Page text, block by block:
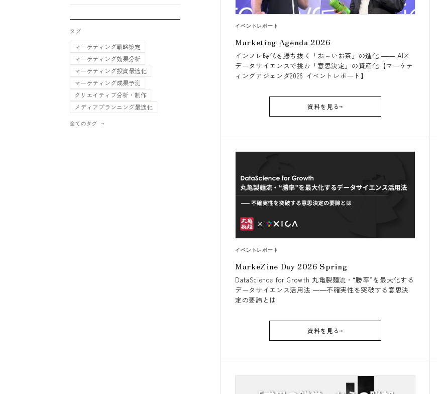
タグ
マーケティング戦略策定
マーケティング効果分析
マーケティング投資最適化
マーケティング成果予測
クリエイティブ分析・制作
メディアプランニング最適化
全てのタグ
イベントレポート
Marketing Agenda 2026
インフレ時代を勝ち抜く「お～いお茶」の進化 ―― AI×
データサイエンスで挑む「意思決定」の資産化【マーケテ
ィングアジェンダ2026 イベントレポート】
資料を見る
イベントレポート
MarkeZine Day 2026 Spring
DataScience for Growth 丸亀製麺流・“勝率”を最大化する
データサイエンス活用法 ――不確実性を突破する意思決
定の要諦とは
資料を見る